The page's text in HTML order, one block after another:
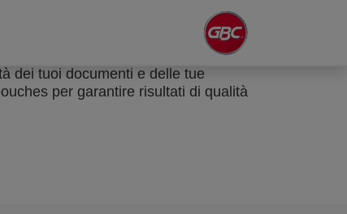
dei tuoi documenti e delle tue
per garantire risultati di qualità